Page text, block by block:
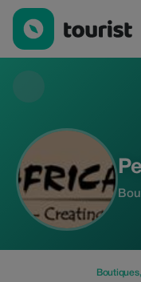
Peter Namupira —
Boutiques,